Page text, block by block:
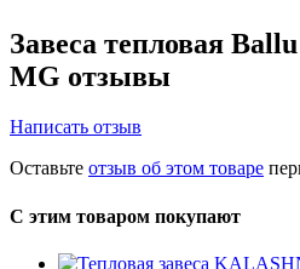
Завеса тепловая
MG отзывы
Написать отзыв
Оставьте отзыв об этом товаре
С этим товаром покупают